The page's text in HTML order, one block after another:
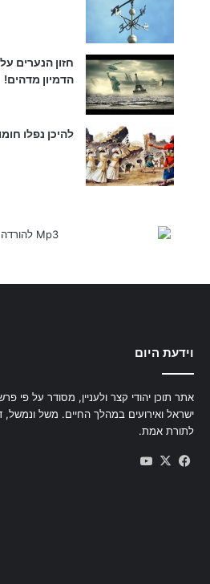
חזון הנערים
הדמיון מדהים!
להיכן נפלו
וידעת היום
אתר תוכן יהודי קצר ולעניין, מסודר על פי
ישראל ואירועים במהלך החיים. משל ונמשל,
לתורת אמת.
Facebook
X